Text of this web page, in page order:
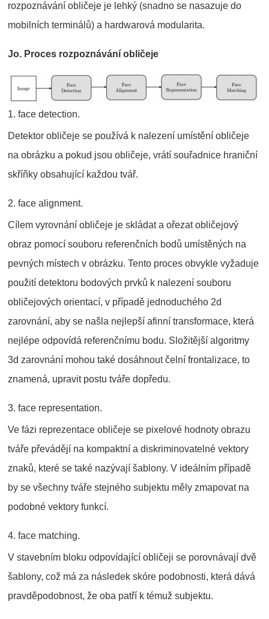
rozpoznávání obličeje je lehký (snadno se nasazuje do
mobilních terminálů) a hardwarová modularita.
Jo. Proces rozpoznávání obličeje
1. face detection.
Detektor obličeje se používá k nalezení umístění obličeje
na obrázku a pokud jsou obličeje, vrátí souřadnice hraniční
skříňky obsahující každou tvář.
2. face alignment.
Cílem vyrovnání obličeje je skládat a ořezat obličejový
obraz pomocí souboru referenčních bodů umístěných na
pevných místech v obrázku. Tento proces obvykle vyžaduje
použití detektoru bodových prvků k nalezení souboru
obličejových orientací, v případě jednoduchého 2d
zarovnání, aby se našla nejlepší afinní transformace, která
nejlépe odpovídá referenčnímu bodu. Složitější algoritmy
3d zarovnání mohou také dosáhnout čelní frontalizace, to
znamená, upravit postu tváře dopředu.
3. face representation.
Ve fázi reprezentace obličeje se pixelové hodnoty obrazu
tváře převádějí na kompaktní a diskriminovatelné vektory
znaků, které se také nazývají šablony. V ideálním případě
by se všechny tváře stejného subjektu měly zmapovat na
podobné vektory funkcí.
4. face matching.
V stavebním bloku odpovídající obličeji se porovnávají dvě
šablony, což má za následek skóre podobnosti, která dává
pravděpodobnost, že oba patří k témuž subjektu.